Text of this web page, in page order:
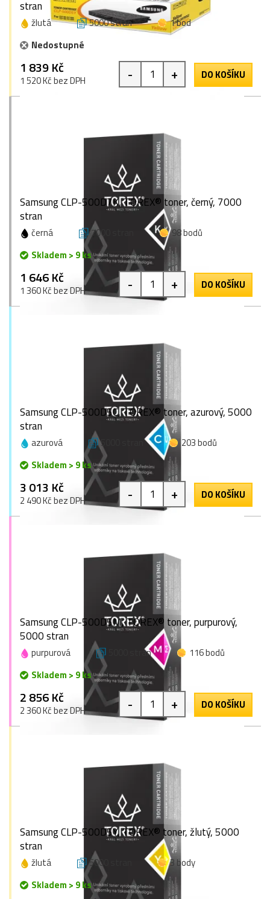
stran
žlutá 5000 stran
1 bod
Nedostupné
1 839 Kč
1 520 Kč bez DPH - + DO KOŠÍKU
Samsung CLP-500D7K, TOREX® toner, černý, 7000
stran
černá 7000 stran
98 bodů
Skladem > 9 ks
1 646 Kč
1 360 Kč bez DPH - + DO KOŠÍKU
Samsung CLP-500D5C, TOREX® toner, azurový, 5000
stran
azurová 5000 stran
203 bodů
Skladem > 9 ks
3 013 Kč
2 490 Kč bez DPH - + DO KOŠÍKU
Samsung CLP-500D5M, TOREX® toner, purpurový,
5000 stran
purpurová 5000 stran
116 bodů
Skladem > 9 ks
2 856 Kč
2 360 Kč bez DPH - + DO KOŠÍKU
Samsung CLP-500D5Y, TOREX® toner, žlutý, 5000
stran
žlutá 5000 stran
3 body
Skladem > 9 ks